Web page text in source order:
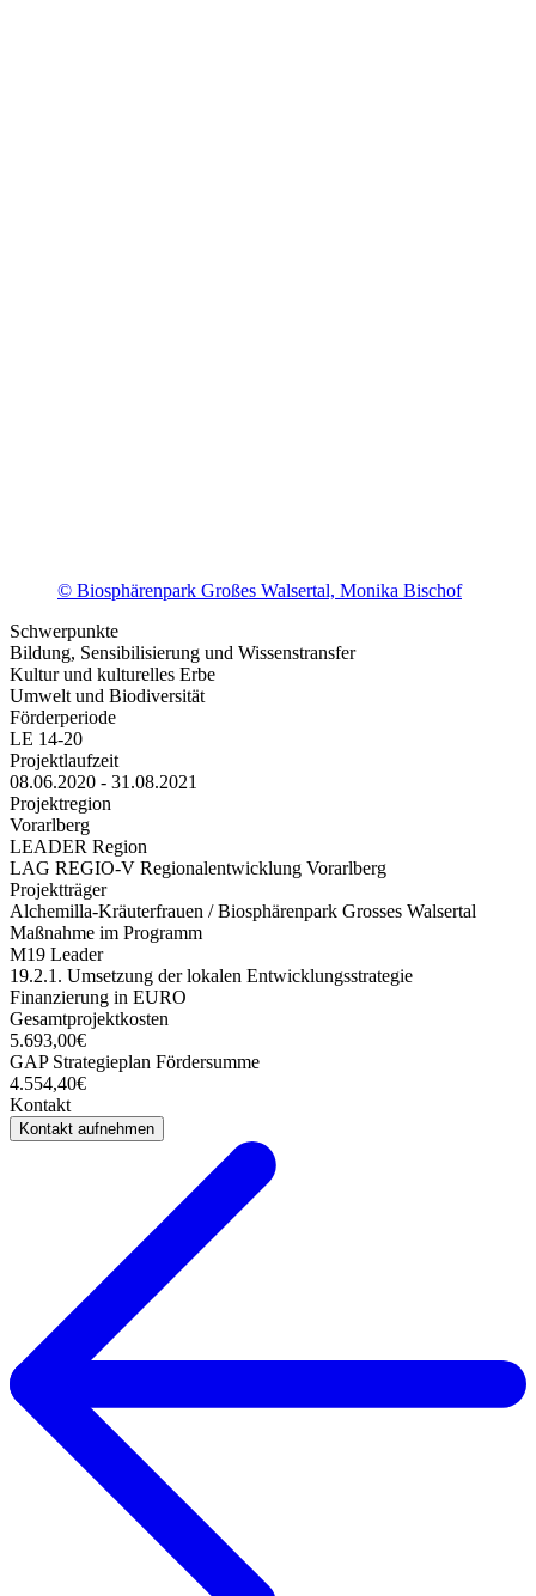
© Biosphärenpark Großes Walsertal, Monika Bischof
Schwerpunkte
Bildung, Sensibilisierung und Wissenstransfer
Kultur und kulturelles Erbe
Umwelt und Biodiversität
Förderperiode
LE 14-20
Projektlaufzeit
08.06.2020 - 31.08.2021
Projektregion
Vorarlberg
LEADER Region
LAG REGIO-V Regionalentwicklung Vorarlberg
Projektträger
Alchemilla-Kräuterfrauen / Biosphärenpark Grosses Walsertal
Maßnahme im Programm
M19 Leader
19.2.1. Umsetzung der lokalen Entwicklungsstrategie
Finanzierung in EURO
Gesamtprojektkosten
5.693,00€
GAP Strategieplan Fördersumme
4.554,40€
Kontakt
Kontakt aufnehmen